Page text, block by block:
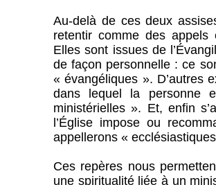
Au-delà de ces deux
retentir comme des
Elles sont issues de
de façon personnelle : ce
« évangéliques ». D’autres
dans lequel la personne
ministérielles ». Et, enfin
l’Église impose ou
appellerons «
Ces repères nous
une spiritualité liée à un